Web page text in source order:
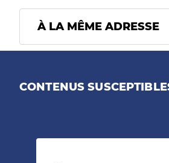
À LA MÊME ADRESSE
CONTENUS